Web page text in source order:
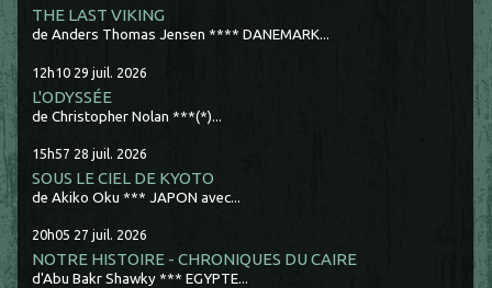
THE LAST VIKING
de Anders Thomas Jensen **** DANEMARK...
12h10 29 juil. 2026
L'ODYSSÉE
de Christopher Nolan ***(*)...
15h57 28 juil. 2026
SOUS LE CIEL DE KYOTO
de Akiko Oku *** JAPON avec...
20h05 27 juil. 2026
NOTRE HISTOIRE - CHRONIQUES DU CAIRE
d'Abu Bakr Shawky *** EGYPTE...